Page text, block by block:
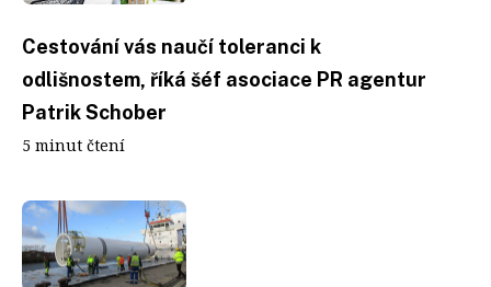
Cestování vás naučí toleranci k
odlišnostem, říká šéf asociace PR agentur
Patrik Schober
5 minut čtení